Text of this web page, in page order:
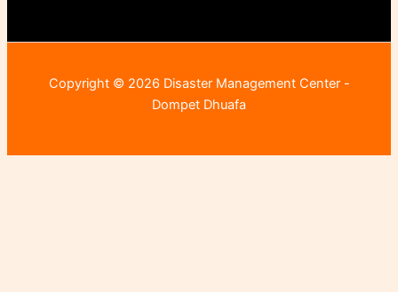
Copyright © 2026 Disaster Management Center -
Dompet Dhuafa